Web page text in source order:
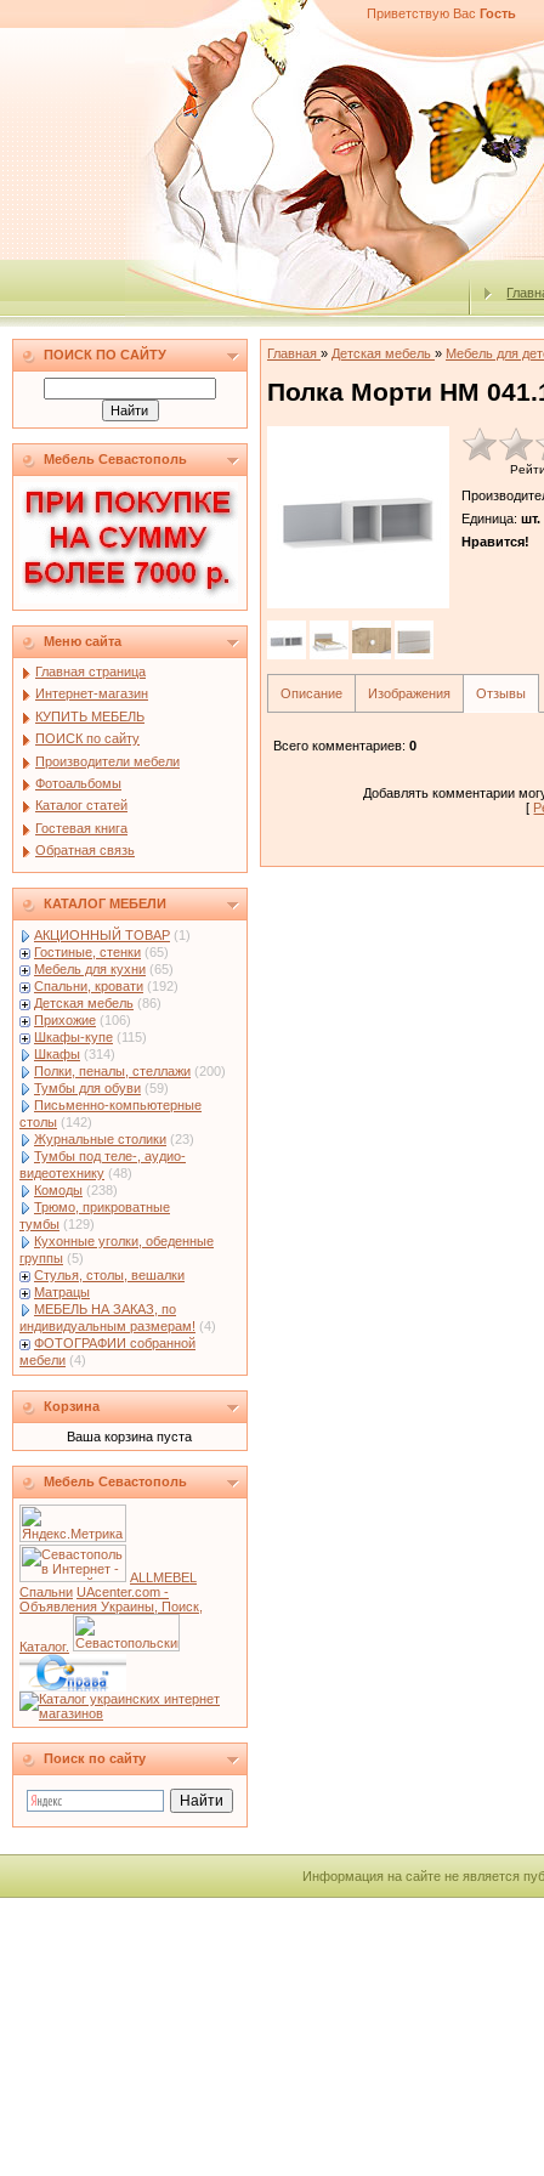
Приветствую Вас Гость
ПОИСК ПО САЙТУ
Мебель Севастополь
Меню сайта
Главная страница
Интернет-магазин
КУПИТЬ МЕБЕЛЬ
ПОИСК по сайту
Производители мебели
Фотоальбомы
Каталог статей
Гостевая книга
Обратная связь
КАТАЛОГ МЕБЕЛИ
АКЦИОННЫЙ ТОВАР (1)
Гостиные, стенки (65)
Мебель для кухни (65)
Спальни, кровати (192)
Детская мебель (86)
Прихожие (106)
Шкафы-купе (115)
Шкафы (314)
Полки, пеналы, стеллажи (200)
Тумбы для обуви (59)
Письменно-компьютерные
столы (142)
Журнальные столики (23)
Тумбы под теле-, аудио-
видеотехнику (48)
Комоды (238)
Трюмо, прикроватные
тумбы (129)
Кухонные уголки, обеденные
группы (5)
Стулья, столы, вешалки
Матрацы
МЕБЕЛЬ НА ЗАКАЗ, по
индивидуальным размерам! (4)
ФОТОГРАФИИ собранной
мебели (4)
Корзина
Ваша корзина пуста
Мебель Севастополь
ALLMEBEL
Спальни UAcenter.com -
Объявления Украины, Поиск,
Каталог.
Поиск по сайту
Главная » Детская мебель » Мебель для
Полка Морти НМ
Единица: шт.
Нравится!
Описание Изображения Отзывы
Всего комментариев: 0
Добавлять комментарии
[
Информация на сайте не является